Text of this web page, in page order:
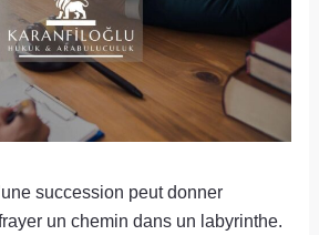
succession peut donner
un chemin dans un labyrinthe.